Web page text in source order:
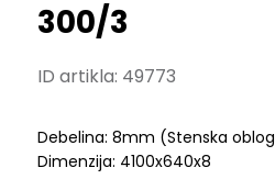
300/3
ID artikla: 49773
Debelina: 8mm (Stenska
Dimenzija: 4100x640x8